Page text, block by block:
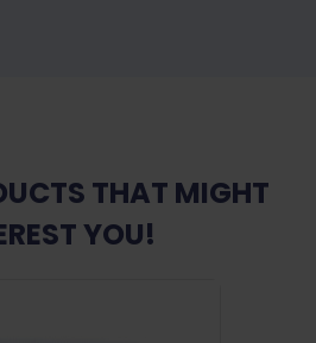
THAT MIGHT
YOU!